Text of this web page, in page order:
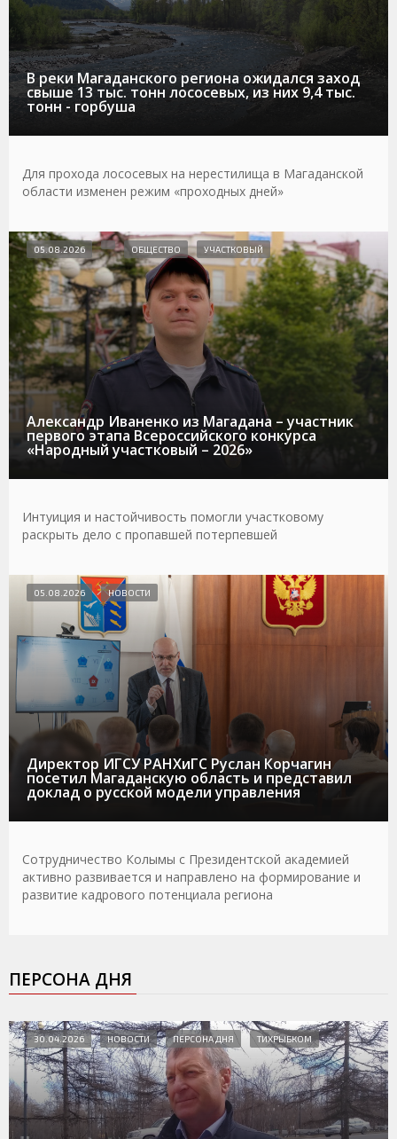
В реки Магаданского региона ожидался заход
свыше 13 тыс. тонн лососевых, из них 9,4 тыс.
тонн - горбуша
Для прохода лососевых на нерестилища в Магаданской
области изменен режим «проходных дней»
Александр Иваненко из Магадана – участник
первого этапа Всероссийского конкурса
«Народный участковый – 2026»
05.08.2026 ОБЩЕСТВО УЧАСТКОВЫЙ
Интуиция и настойчивость помогли участковому
раскрыть дело с пропавшей потерпевшей
Директор ИГСУ РАНХиГС Руслан Корчагин
посетил Магаданскую область и представил
доклад о русской модели управления
05.08.2026 НОВОСТИ
Сотрудничество Колымы с Президентской академией
активно развивается и направлено на формирование и
развитие кадрового потенциала региона
ПЕРСОНА ДНЯ
30.04.2026 НОВОСТИ ПЕРСОНА ДНЯ ТИХРЫБКОМ